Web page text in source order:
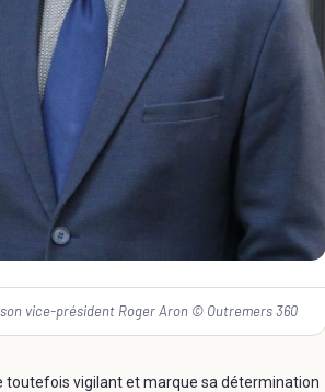
vice-président Roger Aron © Outremers 360
toutefois vigilant et marque sa détermination